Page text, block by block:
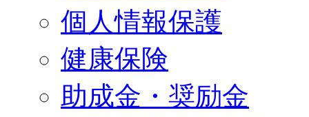
個人情報保護
健康保険
助成金・奨励金